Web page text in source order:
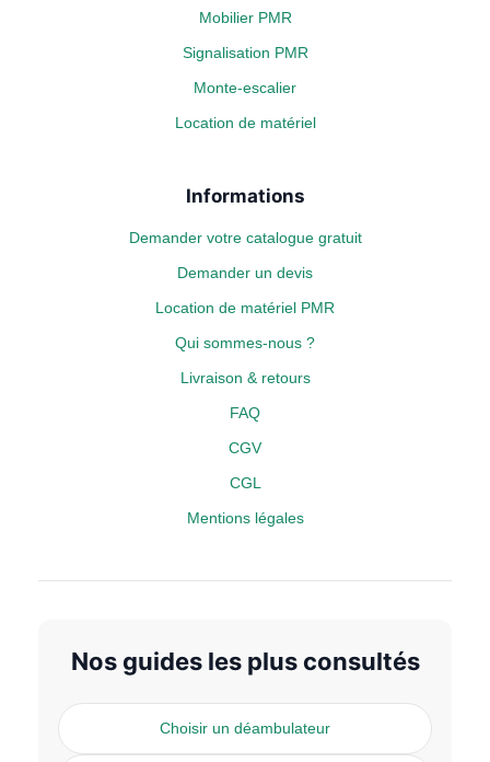
Mobilier PMR
Signalisation PMR
Monte-escalier
Location de matériel
Informations
Demander votre catalogue gratuit
Demander un devis
Location de matériel PMR
Qui sommes-nous ?
Livraison & retours
FAQ
CGV
CGL
Mentions légales
Nos guides les plus consultés
Choisir un déambulateur